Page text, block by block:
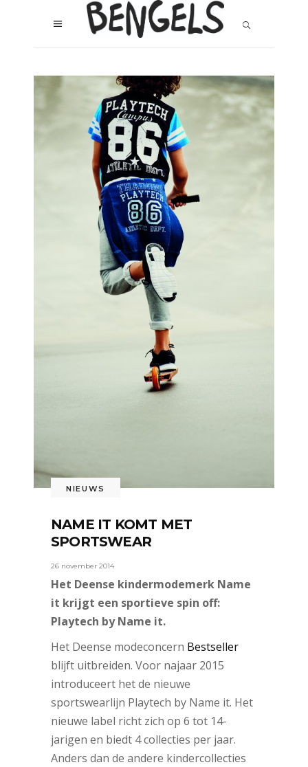
NIEUWS
NAME IT KOMT MET
SPORTSWEAR
26 november 2014
Het Deense kindermodemerk Name
it krijgt een sportieve spin off:
Playtech by Name it.
Het Deense modeconcern Bestseller
blijft uitbreiden. Voor najaar 2015
introduceert het de nieuwe
sportswearlijn Playtech by Name it. Het
nieuwe label richt zich op 6 tot 14-
jarigen en biedt 4 collecties per jaar.
Anders dan de andere kindercollecties